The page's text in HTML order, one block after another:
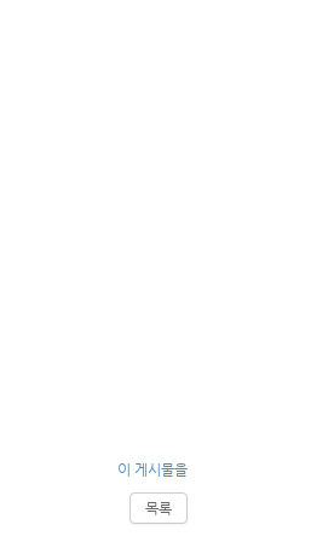
이 게시물을
목록